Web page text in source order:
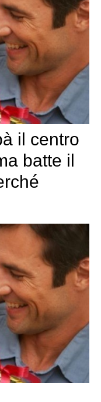
il centro
batte il